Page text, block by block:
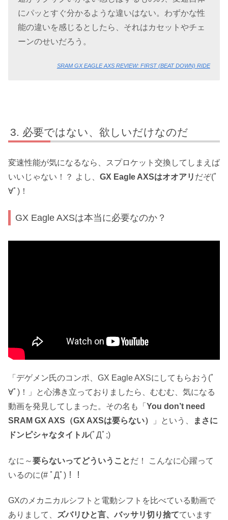
にパッとすぐ分かるような違いはない。わずかな性
能の違いを感じるとしたら、それはカセットやチェ
ーンのせいだろう。
SRAM GX EAGLE AXS REVIEW: FIRST (BEAT DOWN) RIDE
必要ではない、欲しいだけなのだ
変速性能が気になるなら、スプロケット交換してしまえば
いいじゃない！？ よし、 GX Eagle AXSはオオアリ だぞ(ﾟ
∀ﾟ)！
GX Eagle AXSは本当に必要なのか？
「デゲメン氏のコンポ、GX Eagle AXSにしてもらおう(ﾟ
∀ﾟ)！」と心沸き立っておりましたら、むむむ、気になる
動画を発見してしまった。その名も「 You don’t need
SRAM GX AXS（GX AXSは要らない）
」という、
まさに
ドンピシャなタイトル(ﾟДﾟ;)
なに～要らないってどういうことだ！ こんなに心躍って
いるのに(# ﾟДﾟ)！！
GXのメカニカルシフトと電動シフトを比べている動画で
ありまして、
ズバリひと言、バッサリ切り捨てています